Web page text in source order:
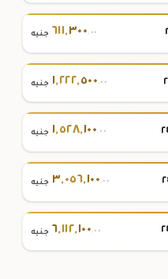
٦١١,٣٠٠.٠٠ جنيه
١,٢٢٢,٥٠٠.٠٠ جنيه
١,٥٢٨,١٠٠.٠٠ جنيه
٣,٠٥٦,١٠٠.٠٠ جنيه
٦,١١٢,١٠٠.٠٠ جنيه